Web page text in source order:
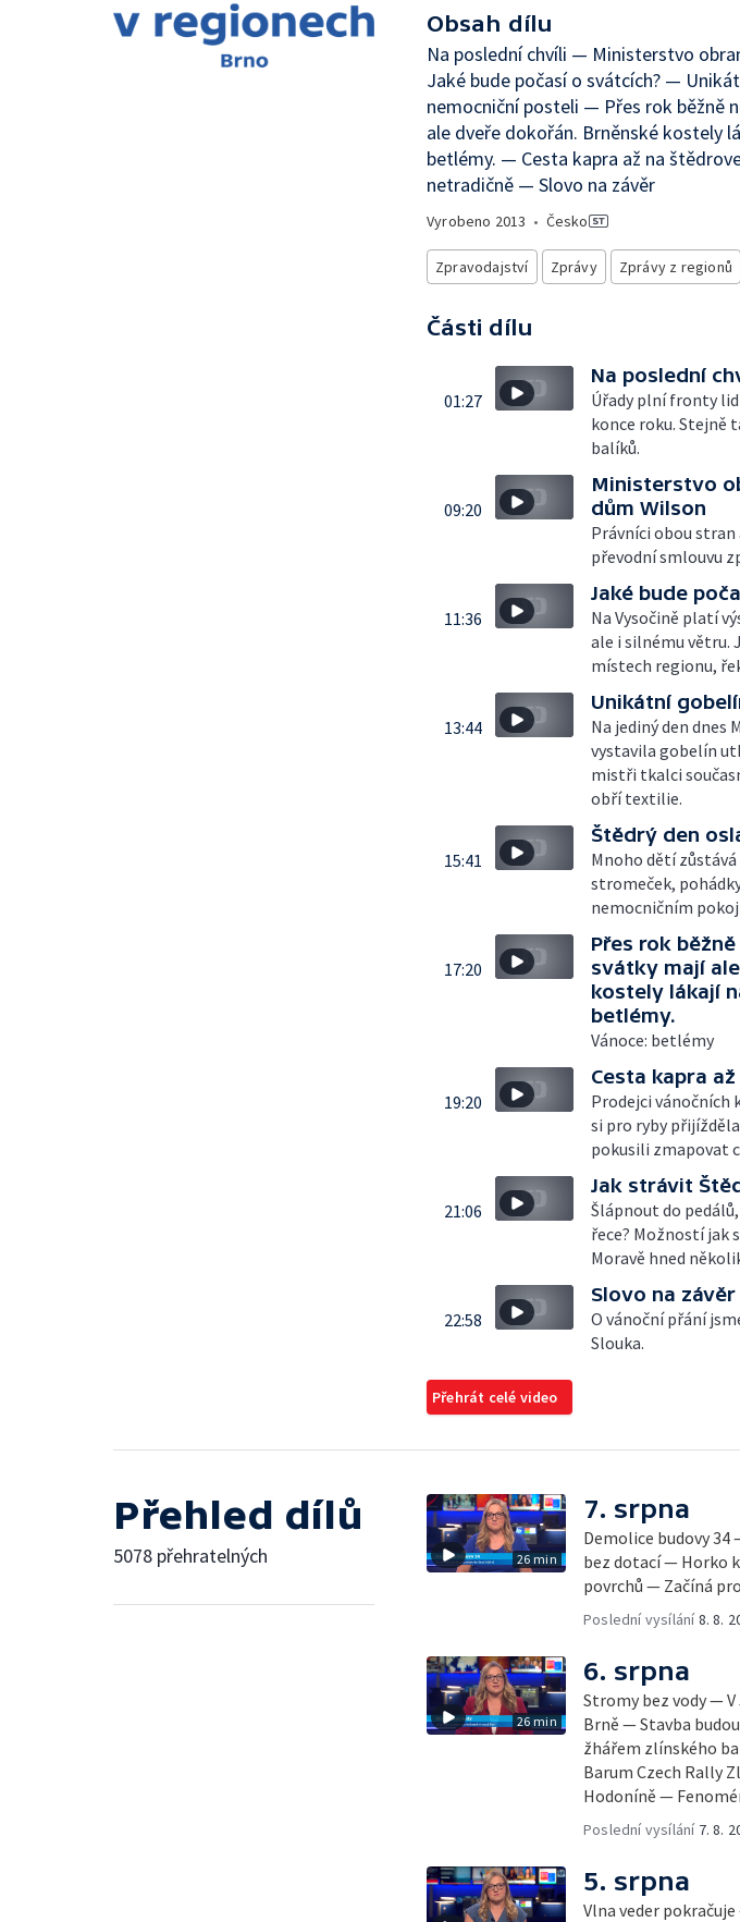
Obsah dílu
Na poslední chvíli — Ministerstvo
Jaké bude počasí o svátcích? —
nemocniční posteli — Přes rok běžně
ale dveře dokořán. Brněnské kostely
betlémy. — Cesta kapra až na
netradičně — Slovo na závěr
Vyrobeno 2013 • Česko
Zpravodajství Zprávy Zprávy z regionů
Části dílu
01:27
Na poslední
Úřady plní fronty
konce roku. Stejně
balíků.
09:20
Ministerstvo
dům Wilson
Právníci obou
převodní smlouvu
11:36
Jaké bude
Na Vysočině platí
ale i silnému větru.
místech regionu,
13:44
Unikátní
Na jediný den dnes
vystavila gobelín
mistři tkalci
obří textilie.
15:41
Štědrý den
Mnoho dětí
stromeček,
nemocničním
17:20
Přes rok
svátky mají
kostely lákají
betlémy.
Vánoce: betlémy
19:20
Cesta kapra
Prodejci vánočních
si pro ryby
pokusili zmapovat
21:06
Jak strávit
Šlápnout do
řece? Možností jak
Moravě hned
22:58
Slovo na závěr
O vánoční přání
Slouka.
Přehrát celé video
Přehled dílů
5078 přehratelných 26 min
7. srpna
Demolice budovy
bez dotací — Horko
povrchů — Začíná
Poslední vysílání8. 8.
26 min
6. srpna
Stromy bez vody —
Brně — Stavba
žhářem zlínského
Barum Czech Rally
Hodoníně —
Poslední vysílání 7. 8.
5. srpna
Vlna veder